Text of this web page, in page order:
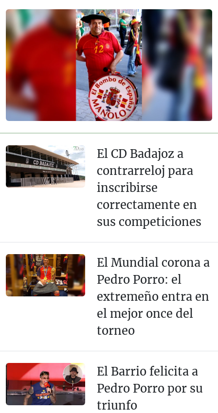
El CD Badajoz a
contrarreloj para
inscribirse
correctamente en
sus competiciones
El Mundial corona a
Pedro Porro: el
extremeño entra en
el mejor once del
torneo
El Barrio felicita a
Pedro Porro por su
triunfo